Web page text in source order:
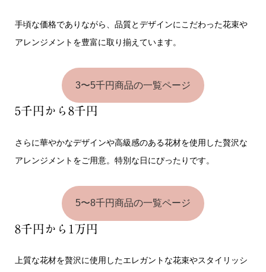
手頃な価格でありながら、品質とデザインにこだわった花束や
アレンジメントを豊富に取り揃えています。
3〜5千円商品の一覧ページ
5千円から8千円
さらに華やかなデザインや高級感のある花材を使用した贅沢な
アレンジメントをご用意。特別な日にぴったりです。
5〜8千円商品の一覧ページ
8千円から1万円
上質な花材を贅沢に使用したエレガントな花束やスタイリッシ